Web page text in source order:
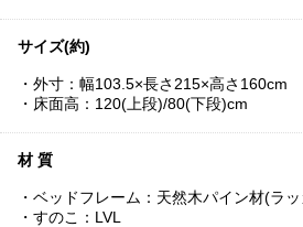
サイズ(約)
・外寸：幅103.5×長さ215×高さ160cm
・床面高：120(上段)/80(下段)cm
材 質
・ベッドフレーム：天然木パイン材(ラ
・すのこ：LVL